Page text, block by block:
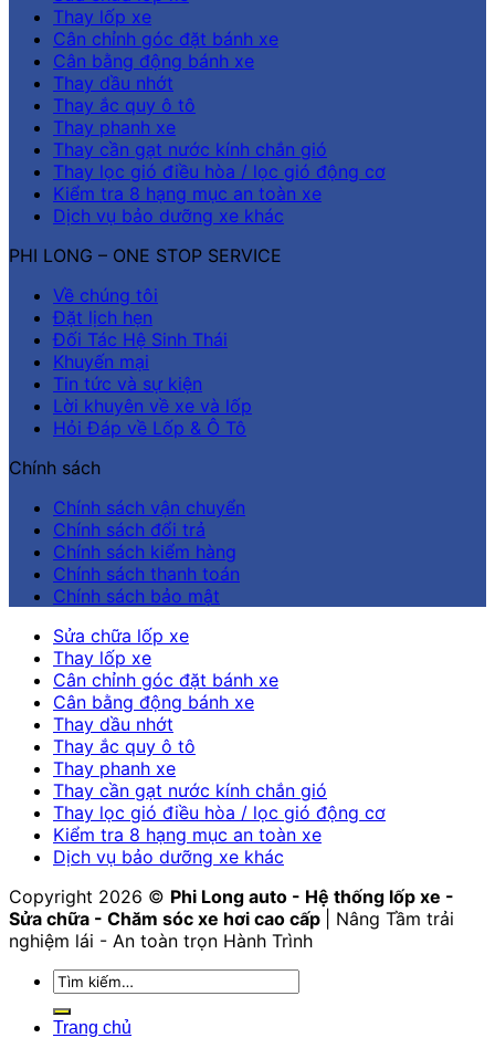
Thay lốp xe
Cân chỉnh góc đặt bánh xe
Cân bằng động bánh xe
Thay dầu nhớt
Thay ắc quy ô tô
Thay phanh xe
Thay cần gạt nước kính chắn gió
Thay lọc gió điều hòa / lọc gió động cơ
Kiểm tra 8 hạng mục an toàn xe
Dịch vụ bảo dưỡng xe khác
PHI LONG – ONE STOP SERVICE
Về chúng tôi
Đặt lịch hẹn
Đối Tác Hệ Sinh Thái
Khuyến mại
Tin tức và sự kiện
Lời khuyên về xe và lốp
Hỏi Đáp về Lốp & Ô Tô
Chính sách
Chính sách vận chuyển
Chính sách đổi trả
Chính sách kiểm hàng
Chính sách thanh toán
Chính sách bảo mật
Sửa chữa lốp xe
Thay lốp xe
Cân chỉnh góc đặt bánh xe
Cân bằng động bánh xe
Thay dầu nhớt
Thay ắc quy ô tô
Thay phanh xe
Thay cần gạt nước kính chắn gió
Thay lọc gió điều hòa / lọc gió động cơ
Kiểm tra 8 hạng mục an toàn xe
Dịch vụ bảo dưỡng xe khác
Copyright 2026 © Phi Long auto - Hệ thống lốp xe -
Sửa chữa - Chăm sóc xe hơi cao cấp
| Nâng Tầm trải
nghiệm lái - An toàn trọn Hành Trình
Tìm
kiếm:
Trang chủ